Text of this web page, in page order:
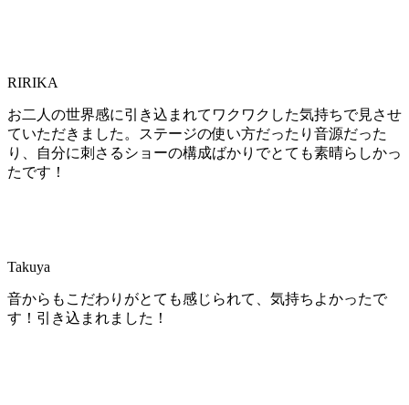
RIRIKA
お二人の世界感に引き込まれてワクワクした気持ちで見させ
ていただきました。ステージの使い方だったり音源だった
り、自分に刺さるショーの構成ばかりでとても素晴らしかっ
たです！
Takuya
音からもこだわりがとても感じられて、気持ちよかったで
す！引き込まれました！